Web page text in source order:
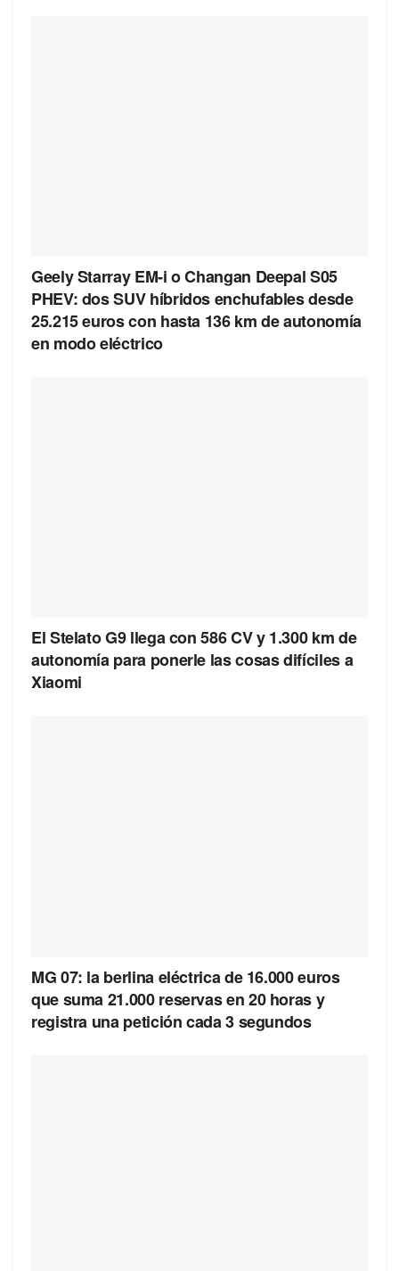
Geely Starray EM-i o Changan Deepal S05
PHEV: dos SUV híbridos enchufables desde
25.215 euros con hasta 136 km de autonomía
en modo eléctrico
El Stelato G9 llega con 586 CV y 1.300 km de
autonomía para ponerle las cosas difíciles a
Xiaomi
MG 07: la berlina eléctrica de 16.000 euros
que suma 21.000 reservas en 20 horas y
registra una petición cada 3 segundos